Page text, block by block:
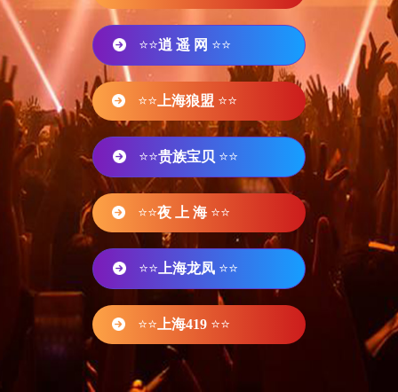
⭐⭐逍 遥 网 ⭐⭐
⭐⭐ 上海狼盟 ⭐⭐
⭐⭐贵族宝贝 ⭐⭐
⭐⭐夜 上 海 ⭐⭐
⭐⭐ 上海龙凤 ⭐⭐
⭐⭐ 上海419 ⭐⭐